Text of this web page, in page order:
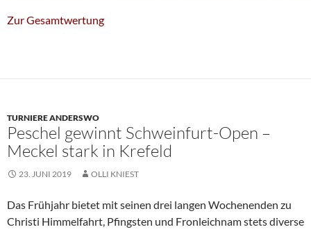
Zur Gesamtwertung
TURNIERE ANDERSWO
Peschel gewinnt Schweinfurt-Open –
Meckel stark in Krefeld
23. JUNI 2019 OLLI KNIEST
Das Frühjahr bietet mit seinen drei langen Wochenenden zu
Christi Himmelfahrt, Pfingsten und Fronleichnam stets diverse